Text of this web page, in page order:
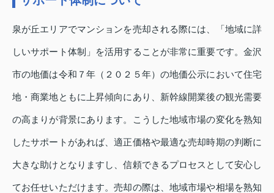
泉が丘エリアでマンションを売却される際には、「地域に詳
しいサポート体制」を活用することが非常に重要です。金沢
市の地価は令和７年（２０２５年）の地価公示において住宅
地・商業地ともに上昇傾向にあり、新幹線開業後の観光需要
の高まりが背景にあります。こうした地域市場の変化を熟知
したサポートがあれば、適正価格や最適な売却時期の判断に
大きな助けとなりますし、信頼できるプロセスとして安心し
てお任せいただけます。売却の際は、地域市場や相場を熟知